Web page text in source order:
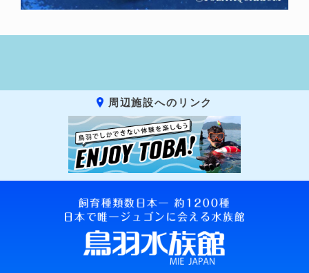
周辺施設へのリンク